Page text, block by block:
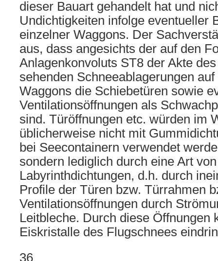
dieser Bauart gehandelt hat und
Undichtigkeiten infolge eventueller
einzelner Waggons. Der
aus, dass angesichts der auf den
Anlagenkonvoluts ST8 der Akte
sehenden Schneeablagerungen
Waggons die Schiebetüren sowie
Ventilationsöffnungen als
sind. Türöffnungen etc. würden im
üblicherweise nicht mit
bei Seecontainern verwendet
sondern lediglich durch eine Art von
Labyrinthdichtungen, d.h. durch
Profile der Türen bzw. Türrahmen
Ventilationsöffnungen durch
Leitbleche. Durch diese Öffnungen
Eiskristalle des Flugschnees
36